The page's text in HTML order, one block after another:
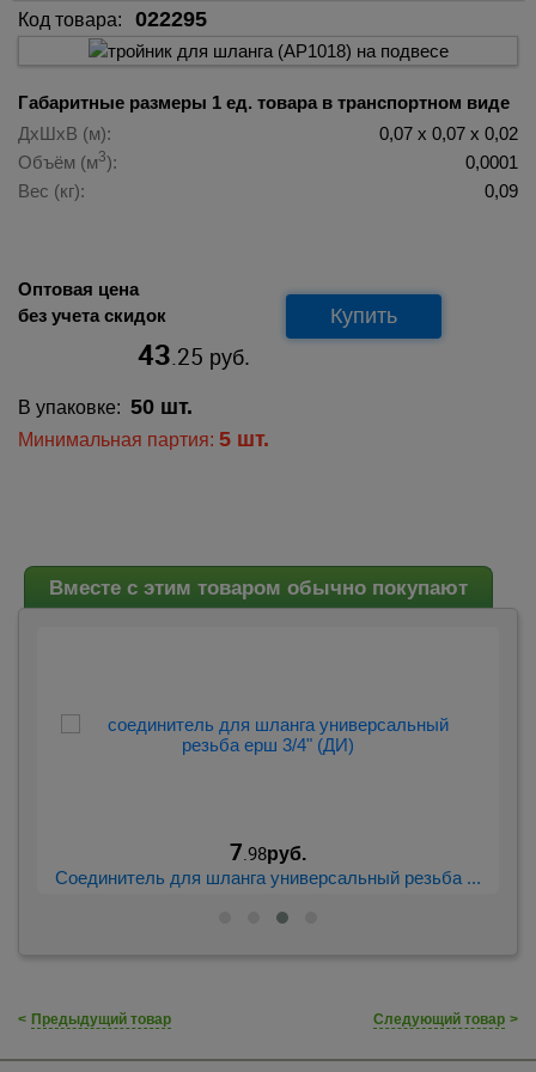
Код товара: 022295
Габаритные размеры 1 ед. товара в транспортном виде
ДхШхВ (м):
0,07 х 0,07 х 0,02
Объём (м3):
0,0001
Вес (кг):
0,09
Оптовая цена
без учета скидок
43.25 руб.
Купить
В упаковке: 50 шт.
Минимальная партия: 5 шт.
Вместе с этим товаром обычно покупают
7.98руб.
Соединитель для шланга универсальный резьба ...
< Предыдущий товар Следующий товар >